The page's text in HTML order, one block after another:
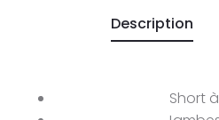
Description
Short